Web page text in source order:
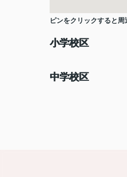
ピンをクリックすると周
小学校区
中学校区